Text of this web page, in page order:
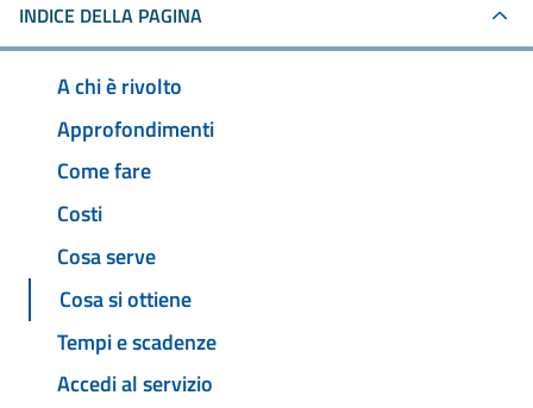
INDICE DELLA PAGINA
A chi è rivolto
Approfondimenti
Come fare
Costi
Cosa serve
Cosa si ottiene
Tempi e scadenze
Accedi al servizio